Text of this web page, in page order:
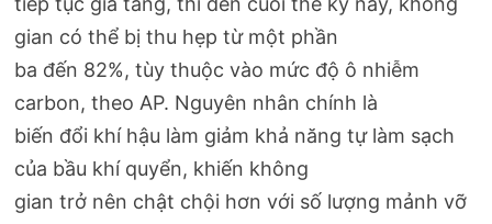
gian có thể bị thu hẹp từ một phần
ba đến 82%, tùy thuộc vào mức độ ô nhiễm
carbon, theo AP. Nguyên nhân chính là
biến đổi khí hậu làm giảm khả năng tự làm sạch
của bầu khí quyển, khiến không
gian trở nên chật chội hơn với số lượng mảnh vỡ